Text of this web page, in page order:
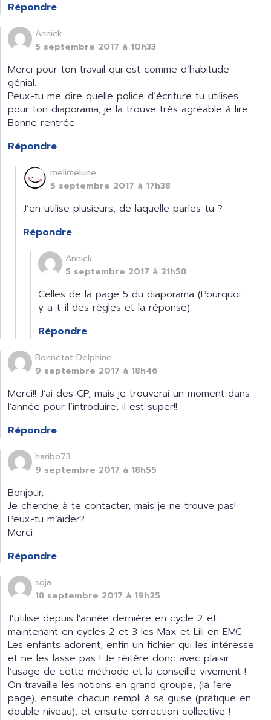
Répondre
Annick
5 septembre 2017 à 10h33
Merci pour ton travail qui est comme d’habitude
génial.
Peux-tu me dire quelle police d’écriture tu utilises
pour ton diaporama, je la trouve très agréable à lire.
Bonne rentrée
Répondre
melimelune
5 septembre 2017 à 17h38
J’en utilise plusieurs, de laquelle parles-tu ?
Répondre
Annick
5 septembre 2017 à 21h58
Celles de la page 5 du diaporama (Pourquoi
y a-t-il des règles et la réponse).
Répondre
Bonnétat Delphine
9 septembre 2017 à 18h46
Merci!! J’ai des CP, mais je trouverai un moment dans
l’année pour l’introduire, il est super!!
Répondre
haribo73
9 septembre 2017 à 18h55
Bonjour,
Je cherche à te contacter, mais je ne trouve pas!
Peux-tu m’aider?
Merci
Répondre
soja
18 septembre 2017 à 19h25
J’utilise depuis l’année dernière en cycle 2 et
maintenant en cycles 2 et 3 les Max et Lili en EMC.
Les enfants adorent, enfin un fichier qui les intéresse
et ne les lasse pas ! Je réitère donc avec plaisir
l’usage de cette méthode et la conseille vivement !
On travaille les notions en grand groupe, (la 1ere
page), ensuite chacun rempli à sa guise (pratique en
double niveau), et ensuite correction collective !